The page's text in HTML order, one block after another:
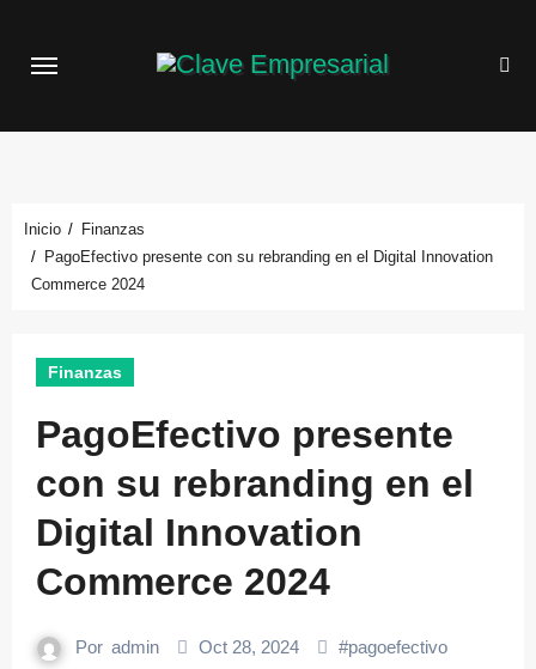
Inicio
Finanzas
PagoEfectivo presente con su rebranding en el Digital Innovation
Commerce 2024
Finanzas
PagoEfectivo presente
con su rebranding en el
Digital Innovation
Commerce 2024
Por admin Oct 28, 2024 #pagoefectivo